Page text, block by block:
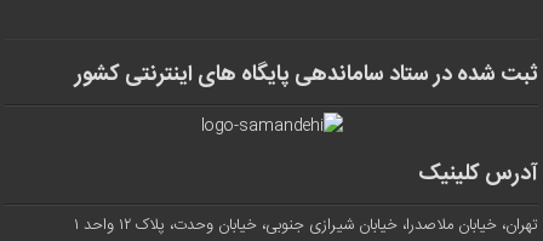
ثبت شده در ستاد ساماندهی پایگاه های اینترنتی کشور
آدرس کلینیک
تهران، خیابان ملاصدرا، خیابان شیرازی جنوبی، خیابان وحدت، پلاک ۱۲ واحد ۱